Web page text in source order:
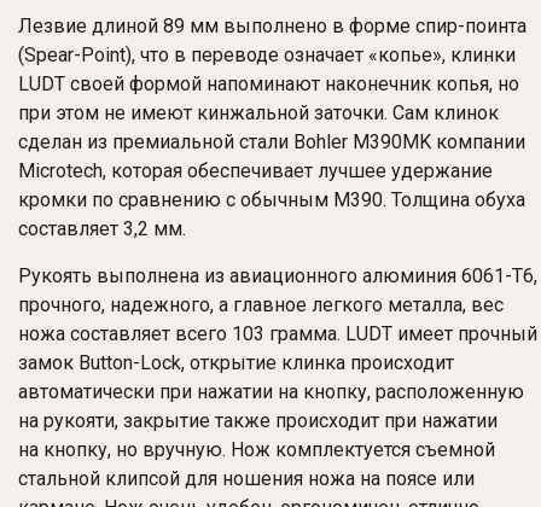
Лезвие длиной 89 мм выполнено в форме спир-поинта
(Spear-Point), что в переводе означает «копье», клинки
LUDT своей формой напоминают наконечник копья, но
при этом не имеют кинжальной заточки. Сам клинок
сделан из премиальной стали Bohler M390MK компании
Microtech, которая обеспечивает лучшее удержание
кромки по сравнению с обычным M390. Толщина обуха
составляет 3,2 мм.
Рукоять выполнена из авиационного алюминия 6061-T6,
прочного, надежного, а главное легкого металла, вес
ножа составляет всего 103 грамма. LUDT имеет прочный
замок Button-Lock, открытие клинка происходит
автоматически при нажатии на кнопку, расположенную
на рукояти, закрытие также происходит при нажатии
на кнопку, но вручную. Нож комплектуется съемной
стальной клипсой для ношения ножа на поясе или